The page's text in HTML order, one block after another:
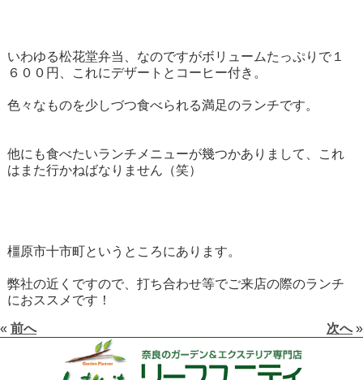
いわゆる松花堂弁当、なのですがボリュームたっぷりで１
６００円、これにデザートとコーヒー付き。
色々なものを少しづつ食べられる満足のランチです。
他にも食べたいランチメニューが幾つかありまして、これ
はまた行かねばなりません（笑）
橿原市十市町というところにあります。
弊社の近くですので、打ち合わせ等でご来店の際のランチ
におススメです！
« 前へ 次へ»